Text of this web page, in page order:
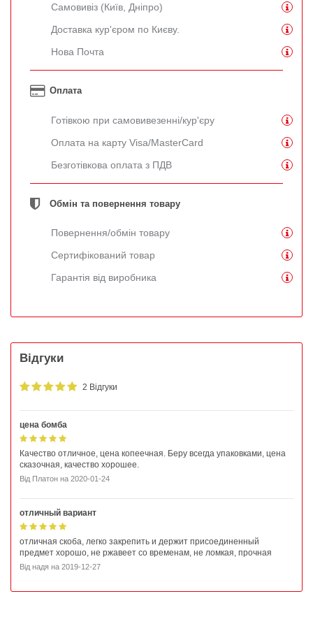
Самовивіз (Київ, Дніпро)
Доставка кур'єром по Києву.
Нова Почта
Оплата
Готівкою при самовивезенні/кур'єру
Оплата на карту Visa/MasterCard
Безготівкова оплата з ПДВ
Обмін та повернення товару
Повернення/обмін товару
Сертифікований товар
Гарантія від виробника
Відгуки
2 Відгуки
цена бомба
Качество отличное, цена копеечная. Беру всегда упаковками, цена
сказочная, качество хорошее.
Від Платон на 2020-01-24
отличный вариант
отличная скоба, легко закрепить и держит присоединенный
предмет хорошо, не ржавеет со временам, не ломкая, прочная
Від надя на 2019-12-27